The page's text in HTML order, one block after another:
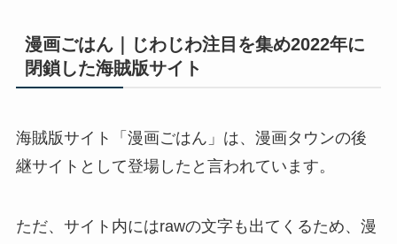
漫画ごはん｜じわじわ注目を集め2022年に
閉鎖した海賊版サイト
海賊版サイト「漫画ごはん」は、漫画タウンの後
継サイトとして登場したと言われています。
ただ、サイト内にはrawの文字も出てくるため、漫